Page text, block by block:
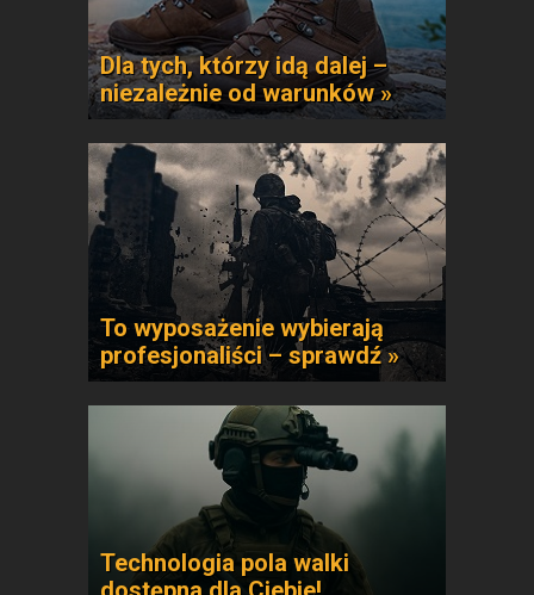
Dla tych, którzy idą dalej –
niezależnie od warunków »
To wyposażenie wybierają
profesjonaliści – sprawdź »
Technologia pola walki